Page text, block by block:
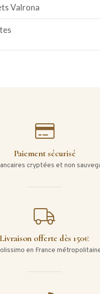
Valrona
Paiement sécurisé
cryptées et non
Livraison offerte dès 150€
en France